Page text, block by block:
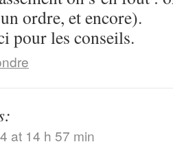
ordre, et encore).
pour les conseils.
at 14 h 57 min